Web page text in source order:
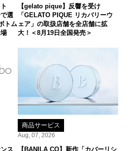
選
トム
【gelato pique】反響を受け
「GELATO PIQUE リカバリーウ
ェア」の取扱店舗を全店舗に拡
大！＜8月19日全国発売＞
ス
商品サービス
Aug, 07, 2026
【BANILA CO】新作「カバーリシ